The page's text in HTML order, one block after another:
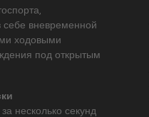
вневременной
ходовыми
под открытым
несколько секунд